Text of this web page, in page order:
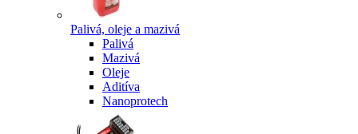
Palivá, oleje a mazivá
Palivá
Mazivá
Oleje
Aditíva
Nanoprotech